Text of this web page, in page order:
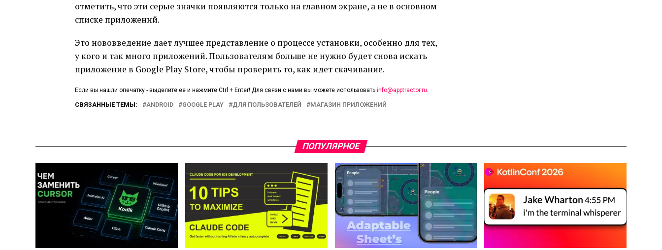
отметить, что эти серые значки появляются только на главном экране, а не в основном
списке приложений.
Это нововведение дает лучшее представление о процессе установки, особенно для тех,
у кого и так много приложений. Пользователям больше не нужно будет снова искать
приложение в Google Play Store, чтобы проверить то, как идет скачивание.
Если вы нашли опечатку - выделите ее и нажмите Ctrl + Enter! Для связи с нами вы можете использовать info@apptractor.ru.
СВЯЗАННЫЕ ТЕМЫ: ANDROID GOOGLE PLAY ДЛЯ ПОЛЬЗОВАТЕЛЕЙ МАГАЗИН ПРИЛОЖЕНИЙ
ПОПУЛЯРНОЕ